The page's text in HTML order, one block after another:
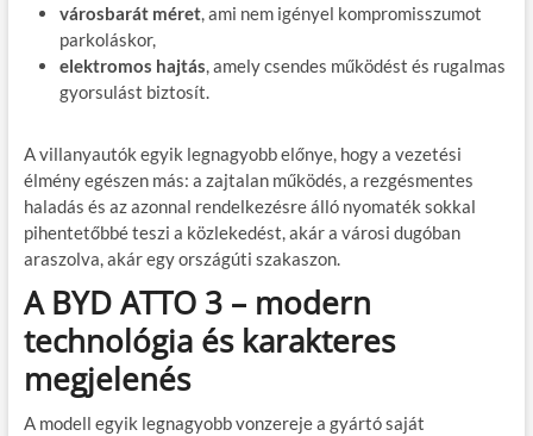
városbarát méret, ami nem igényel kompromisszumot
parkoláskor,
elektromos hajtás, amely csendes működést és rugalmas
gyorsulást biztosít.
A villanyautók egyik legnagyobb előnye, hogy a vezetési
élmény egészen más: a zajtalan működés, a rezgésmentes
haladás és az azonnal rendelkezésre álló nyomaték sokkal
pihentetőbbé teszi a közlekedést, akár a városi dugóban
araszolva, akár egy országúti szakaszon.
A BYD ATTO 3 – modern
technológia és karakteres
megjelenés
A modell egyik legnagyobb vonzereje a gyártó saját